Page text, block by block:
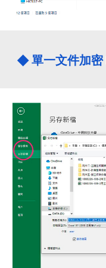
◆ 單一文件加密